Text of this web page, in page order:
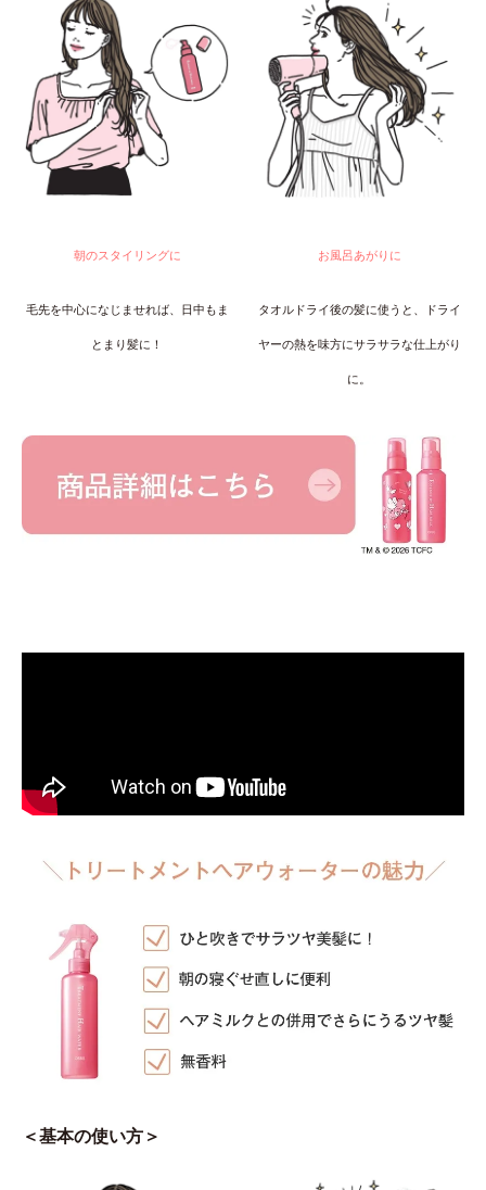
朝のスタイリングに
毛先を中心になじませれば、日中もま
とまり髪に！
お風呂あがりに
タオルドライ後の髪に使うと、ドライ
ヤーの熱を味方にサラサラな仕上がり
に。
＜基本の使い方＞